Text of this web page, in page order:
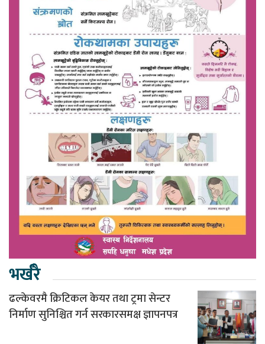
भर्खरै
ढल्केवरमै क्रिटिकल केयर तथा ट्रमा सेन्टर
निर्माण सुनिश्चित गर्न सरकारसमक्ष ज्ञापनपत्र